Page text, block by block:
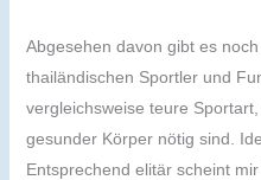
Abgesehen davon gibt es
thailändischen Sportler und
vergleichsweise teure
gesunder Körper nötig sind.
Entsprechend elitär scheint